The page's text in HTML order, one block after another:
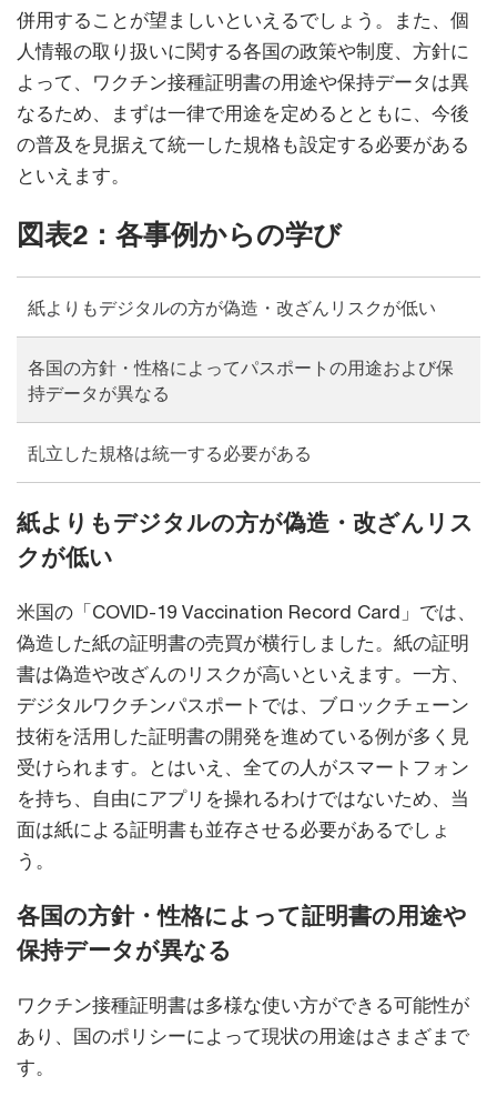
併用することが望ましいといえるでしょう。また、個
人情報の取り扱いに関する各国の政策や制度、方針に
よって、ワクチン接種証明書の用途や保持データは異
なるため、まずは一律で用途を定めるとともに、今後
の普及を見据えて統一した規格も設定する必要がある
といえます。
図表2：各事例からの学び
紙よりもデジタルの方が偽造・改ざんリスクが低い
各国の方針・性格によってパスポートの用途および保
持データが異なる
乱立した規格は統一する必要がある
紙よりもデジタルの方が偽造・改ざんリス
クが低い
米国の「COVID-19 Vaccination Record Card」では、
偽造した紙の証明書の売買が横行しました。紙の証明
書は偽造や改ざんのリスクが高いといえます。一方、
デジタルワクチンパスポートでは、ブロックチェーン
技術を活用した証明書の開発を進めている例が多く見
受けられます。とはいえ、全ての人がスマートフォン
を持ち、自由にアプリを操れるわけではないため、当
面は紙による証明書も並存させる必要があるでしょ
う。
各国の方針・性格によって証明書の用途や
保持データが異なる
ワクチン接種証明書は多様な使い方ができる可能性が
あり、国のポリシーによって現状の用途はさまざまで
す。